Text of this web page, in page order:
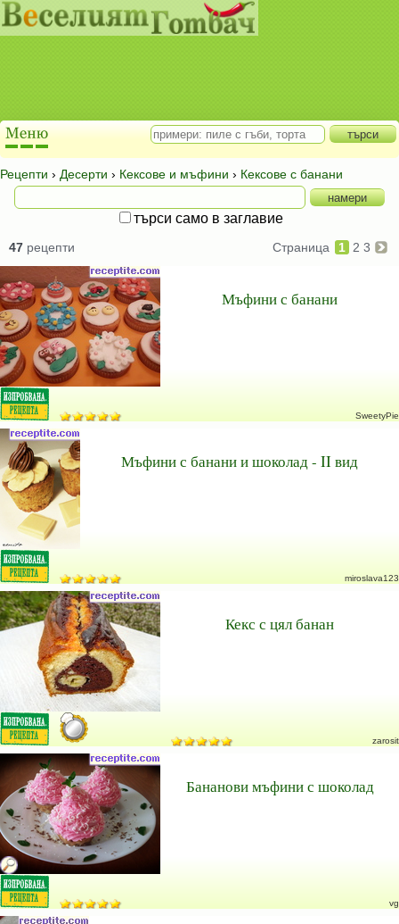
Рецепти › Десерти › Кексове и мъфини › Кексове с банани
търси само в заглавие
47 рецепти Страница 1 2 3
Мъфини с банани
SweetyPie
Мъфини с банани и шоколад - II вид
miroslava123
Кекс с цял банан
zarosit
Бананови мъфини с шоколад
vg